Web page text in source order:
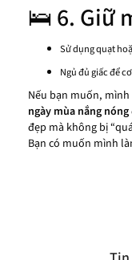
🛌 6. Giữ
Sử dụng quạt
Ngủ đủ giấc để
Nếu bạn muốn,
ngày mùa nắng nóng
đẹp mà không bị
Bạn có muốn mình